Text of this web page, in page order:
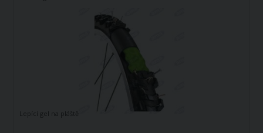
Lepící gel na pláště